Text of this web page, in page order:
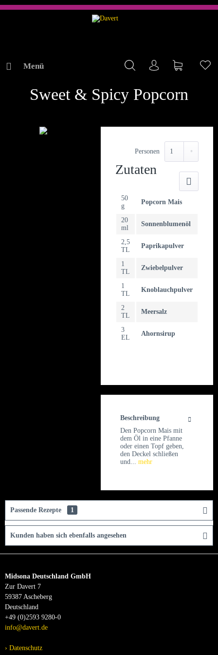
Menü Mein KontoWarenkorb
REZEPTESweet & Spicy Popcorn
Personen
Zutaten
50
g
Popcorn Mais
20
ml
Sonnenblumenöl
2,5
TL
Paprikapulver
1
TL
Zwiebelpulver
1
TL
Knoblauchpulver
2
TL
Meersalz
3
EL
Ahornsirup
Beschreibung
Den Popcorn Mais mit
dem Öl in eine Pfanne
oder einen Topf geben,
den Deckel schließen
und... mehr
Passende Rezepte 1
Kunden haben sich ebenfalls angesehen
Midsona Deutschland GmbH
Zur Davert 7
59387 Ascheberg
Deutschland
+49 (0)2593 9280-0
info@davert.de
Datenschutz